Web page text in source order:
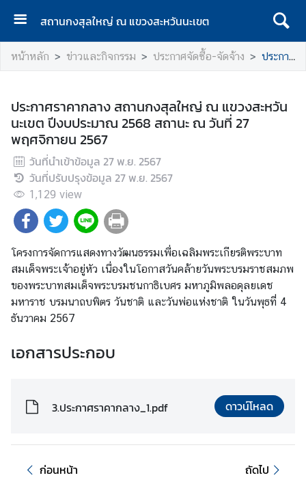
สถานกงสุลใหญ่ ณ แขวงสะหวันนะเขต
ห
น้
ร
ก
เ
กี่
ย
ว
กั
ส
ถ
า
น
ก
สุ
ห
ญ่
หน้าหลัก ข่าวและกิจกรรม ประกาศจัดซื้อ-จัดจ้าง ประกาศราคากลาง สถานกงสุลใหญ่ ณ แขวงสะหวันนะเขต ปีงบประมาณ 2568 สถานะ ณ วันที่ 27 พฤศจิกายน 2567
ประกาศราคากลาง สถานกงสุลใหญ่ ณ แขวงสะหวัน
นะเขต ปีงบประมาณ 2568 สถานะ ณ วันที่ 27
พฤศจิกายน 2567
วันที่นำเข้าข้อมูล 27 พ.ย. 2567
วันที่ปรับปรุงข้อมูล 27 พ.ย. 2567
1,129 view
โครงการจัดการแสดงทางวัฒนธรรมเพื่อเฉลิมพระเกียรติพระบาท
สมเด็จพระเจ้าอยู่หัว เนื่องในโอกาสวันคล้ายวันพระบรมราชสมภพ
ของพระบาทสมเด็จพระบรมชนกาธิเบศร มหาภูมิพลอดุลยเดช
มหาราช บรมนาถบพิตร วันชาติ และวันพ่อแห่งชาติ ในวันพุธที่ 4
ธันวาคม 2567
เอกสารประกอบ
3.ประกาศราคากลาง_1.pdf ดาวน์โหลด
ก่อนหน้า ถัดไป